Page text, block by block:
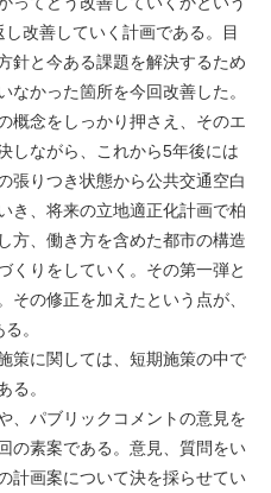
改善していく計画である。目
針と今ある課題を解決するため
なかった箇所を今回改善した。
概念をしっかり押さえ、そのエ
しながら、これから5年後には
張りつき状態から公共交通空白
き、将来の立地適正化計画で柏
方、働き方を含めた都市の構造
くりをしていく。その第一弾と
その修正を加えたという点が、
。
策に関しては、短期施策の中で
る。
、パブリックコメントの意見を
の素案である。意見、質問をい
計画案について決を採らせてい